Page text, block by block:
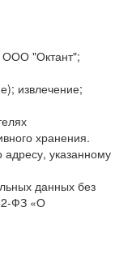
ООО "Октант";
извлечение;
хранения.
указанному
данных без
ФЗ «О